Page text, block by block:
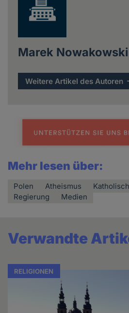
Marek Nowakowski
Weitere Artikel des Autoren
Mehr lesen über:
Polen Atheismus
Regierung
Medien
Verwandte
RELIGIONEN